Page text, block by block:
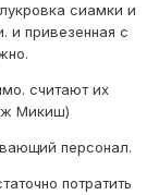
сиамки и
и привезенная с
считают их
Микиш)
персонал.
потратить